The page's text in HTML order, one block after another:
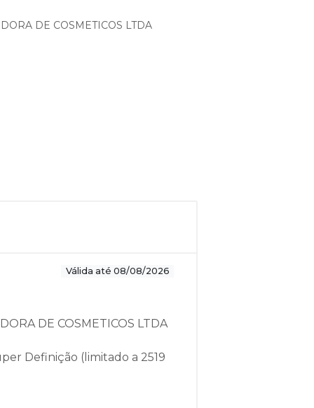
DE COSMETICOS LTDA
Válida até 08/08/2026
DE COSMETICOS LTDA
Definição (limitado a 2519